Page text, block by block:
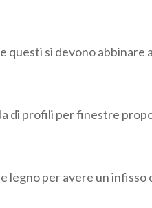
si devono abbinare
di profili per finestre
legno per avere un infisso